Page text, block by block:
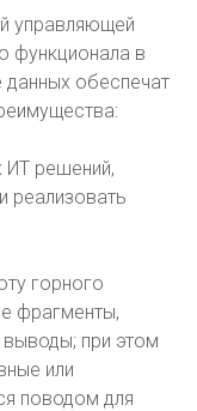
управляющей
функционала в
данных обеспечат
решений,
реализовать
горного
фрагменты,
при этом
или
поводом для